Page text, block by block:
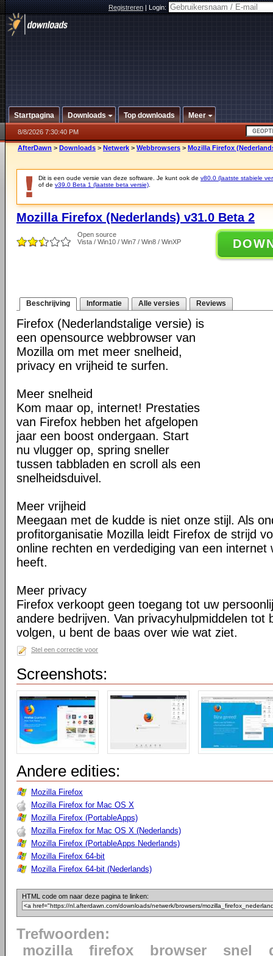
Registreren|Login:
Startpagina Downloads Top downloads Meer
8/8/2026 7:30:40 PM
AfterDawn > Downloads > Netwerk > Webbrowsers > Mozilla Firefox
Dit is een oude versie van deze software. Je kunt ook de v80.0 (laatste stabiele
of de v39.0 Beta 1 (laatste beta versie)
Mozilla Firefox (Nederlands) v31.0 Beta 2
Open source
Vista / Win10 / Win7 / Win8 / WinXP
Beschrijving Informatie Alle versies Reviews
Firefox (Nederlandstalige versie) is
een opensource webbrowser van
Mozilla om met meer snelheid,
privacy en vrijheid te surfen.
Meer snelheid
Kom maar op, internet! Prestaties
van Firefox hebben het afgelopen
jaar een boost ondergaan. Start
nu vlugger op, spring sneller
tussen tabbladen en scroll als een
snelheidsduivel.
Meer vrijheid
Meegaan met de kudde is niet onze stijl. Als
profitorganisatie Mozilla leidt Firefox de strijd
online rechten en verdediging van een internet
heeft.
Meer privacy
Firefox verkoopt geen toegang tot uw
andere bedrijven. Van privacyhulpmiddelen tot
volgen, u bent de baas over wie wat ziet.
Stel een correctie voor
Screenshots:
Andere edities:
Mozilla Firefox
Mozilla Firefox for Mac OS X
Mozilla Firefox (PortableApps)
Mozilla Firefox for Mac OS X (Nederlands)
Mozilla Firefox (PortableApps Nederlands)
Mozilla Firefox 64-bit
Mozilla Firefox 64-bit (Nederlands)
HTML code om naar deze pagina te linken:
Trefwoorden:
mozilla
firefox browser snel